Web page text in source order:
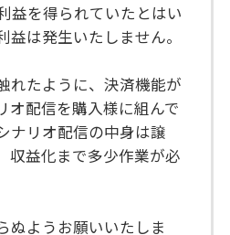
益を得られていたとはい
は発生いたしません。
れたように、決済機能が
オ配信を購入様に組んで
ナリオ配信の中身は譲
収益化まで多少作業が必
ぬようお願いいたしま